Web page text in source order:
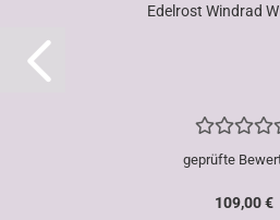
Edelrost Windrad
geprüfte
109,00 €